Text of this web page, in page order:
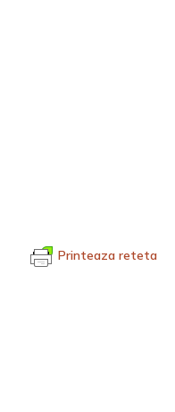
Printeaza reteta